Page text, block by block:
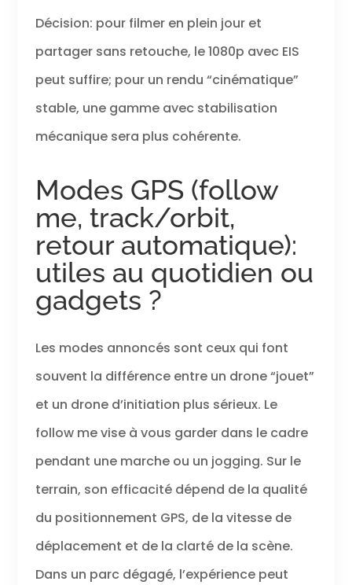
Décision: pour filmer en plein jour et
partager sans retouche, le 1080p avec EIS
peut suffire; pour un rendu “cinématique”
stable, une gamme avec stabilisation
mécanique sera plus cohérente.
Modes GPS (follow
me, track/orbit,
retour automatique):
utiles au quotidien ou
gadgets ?
Les modes annoncés sont ceux qui font
souvent la différence entre un drone “jouet”
et un drone d’initiation plus sérieux. Le
follow me vise à vous garder dans le cadre
pendant une marche ou un jogging. Sur le
terrain, son efficacité dépend de la qualité
du positionnement GPS, de la vitesse de
déplacement et de la clarté de la scène.
Dans un parc dégagé, l’expérience peut